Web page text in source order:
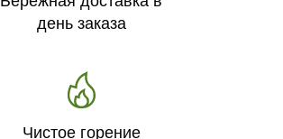
день заказа
Чистое горение